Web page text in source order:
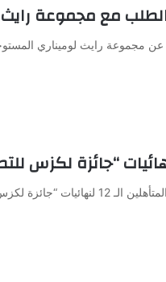
مع مجموعة
رايث لوميناري
“جائزة لكزس للتصميم